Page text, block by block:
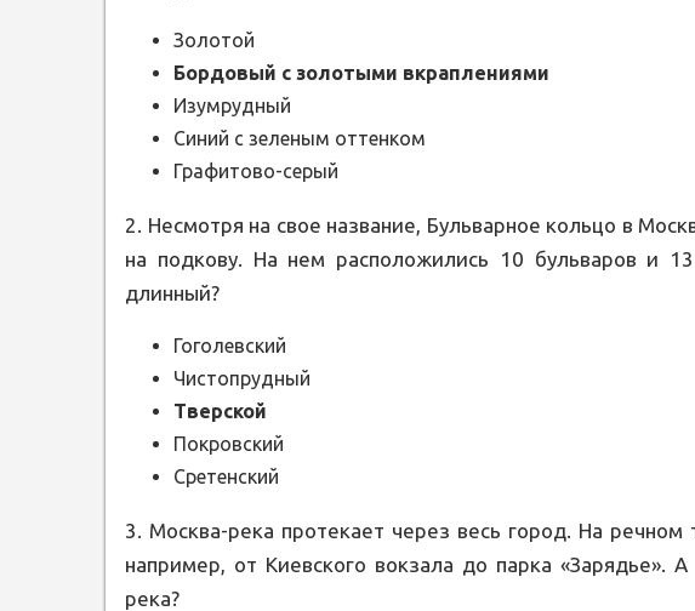
Золотой
Бордовый с золотыми вкраплениями
Изумрудный
Синий с зеленым оттенком
Графитово-серый
2. Несмотря на свое название, Бульварное кольцо в
на подкову. На нем расположились 10 бульваров и
длинный?
Гоголевский
Чистопрудный
Тверской
Покровский
Сретенский
3. Москва-река протекает через весь город. На
например, от Киевского вокзала до парка «Зарядье».
река?